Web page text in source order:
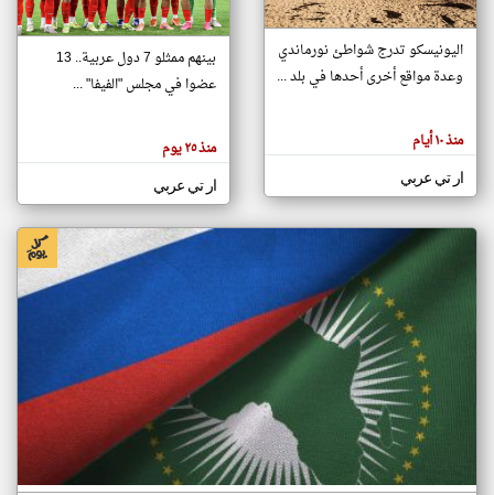
تغيير الدولة
اخبار جزر القمر على مدار الساعة
أهم اخبار جزر القمر العاجلة والمباشرة
هنا عن
وجهة
كاتبيها.
اليونيسكو تدرج شواطئ نورماندي
وعدة مواقع أخرى أحدها في بلد ...
منذ ١٠ أيام
ار تي عربي
بينهم ممثلو 7 دول عربية.. 13
عضوا في مجلس "الفيفا" ...
منذ ٢٥ يوم
ار تي عربي
klyoum.com